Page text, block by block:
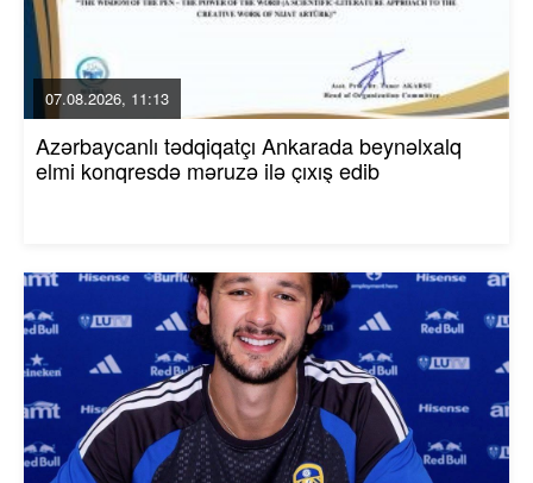
07.08.2026, 11:13
Azərbaycanlı tədqiqatçı Ankarada beynəlxalq
elmi konqresdə məruzə ilə çıxış edib